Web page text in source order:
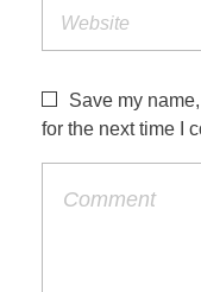
Save my
for the next time I